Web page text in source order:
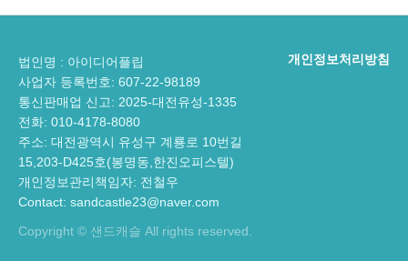
법인명 : 아이디어플립
사업자 등록번호: 607-22-98189
통신판매업 신고: 2025-대전유성-1335
전화: 010-4178-8080
주소: 대전광역시 유성구 계룡로 10번길
15,203-D425호(봉명동,한진오피스텔)
개인정보관리책임자: 전철우
Contact: sandcastle23@naver.com
Copyright © 샌드캐슬 All rights reserved.
개인정보처리방침